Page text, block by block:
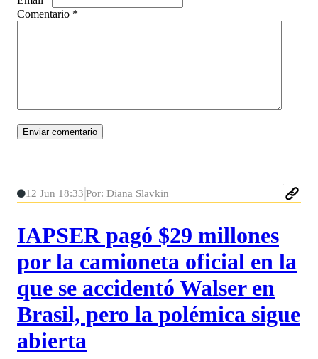
Comentario *
12 Jun 18:33 Por: Diana Slavkin
IAPSER pagó $29 millones
por la camioneta oficial en la
que se accidentó Walser en
Brasil, pero la polémica sigue
abierta